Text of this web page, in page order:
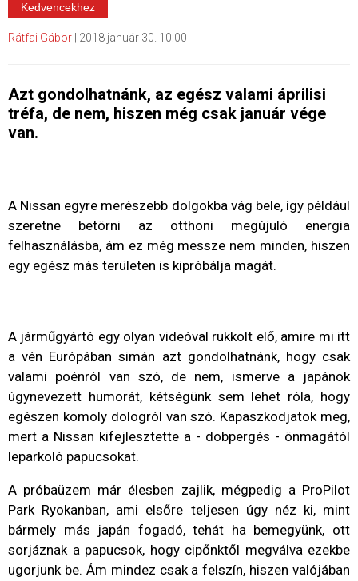
Kedvencekhez
Rátfai Gábor 2018 január 30. 10:00
Azt gondolhatnánk, az egész valami áprilisi
tréfa, de nem, hiszen még csak január vége
van.
A Nissan egyre merészebb dolgokba vág bele, így például
szeretne betörni az otthoni megújuló energia
felhasználásba, ám ez még messze nem minden, hiszen
egy egész más területen is kipróbálja magát.
A járműgyártó egy olyan videóval rukkolt elő, amire mi itt
a vén Európában simán azt gondolhatnánk, hogy csak
valami poénról van szó, de nem, ismerve a japánok
úgynevezett humorát, kétségünk sem lehet róla, hogy
egészen komoly dologról van szó. Kapaszkodjatok meg,
mert a Nissan kifejlesztette a - dobpergés - önmagától
leparkoló papucsokat.
A próbaüzem már élesben zajlik, mégpedig a ProPilot
Park Ryokanban, ami elsőre teljesen úgy néz ki, mint
bármely más japán fogadó, tehát ha bemegyünk, ott
sorjáznak a papucsok, hogy cipőnktől megválva ezekbe
ugorjunk be. Ám mindez csak a felszín, hiszen valójában